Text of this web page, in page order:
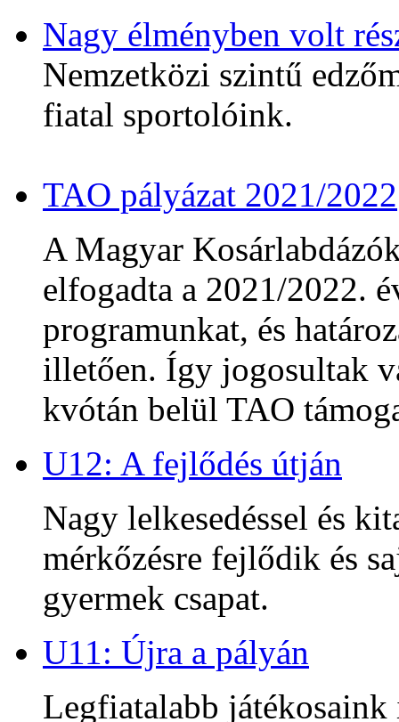
Nagy élményben volt
Nemzetközi szintű
fiatal sportolóink.
TAO pályázat 2021/2022
A Magyar
elfogadta a 2021/2022.
programunkat, és
illetően. Így jogosultak
kvótán belül TAO
U12: A fejlődés útján
Nagy lelkesedéssel és
mérkőzésre fejlődik és
gyermek csapat.
U11: Újra a pályán
Legfiatalabb